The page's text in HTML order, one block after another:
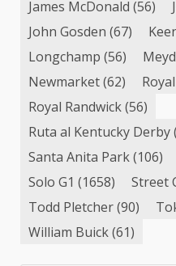
James McDonald (56)
John Gosden (67)
Longchamp (56)
Newmarket(62)
Royal Randwick(56)
Ruta al Kentucky Derby
Santa Anita Park(106)
Solo G1 (1658) Street
Todd Pletcher(90)
William Buick(61)